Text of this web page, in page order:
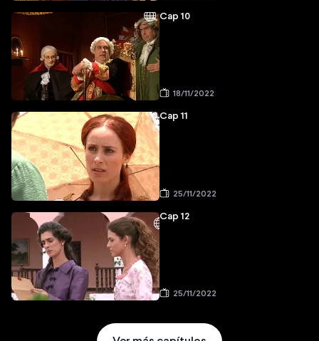
Cap 10
18/11/2022
Cap 11
25/11/2022
Cap 12
25/11/2022